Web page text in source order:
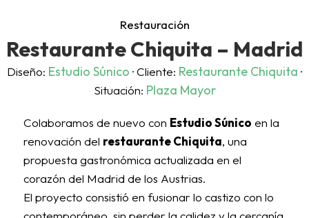
Restauración
Restaurante Chiquita – Madrid
Diseño: Estudio Súnico · Cliente: Restaurante Chiquita ·
Situación: Plaza Mayor
Colaboramos de nuevo con Estudio Súnico en la
renovación del restaurante Chiquita, una
propuesta gastronómica actualizada en el
corazón del Madrid de los Austrias.
El proyecto consistió en fusionar lo castizo con lo